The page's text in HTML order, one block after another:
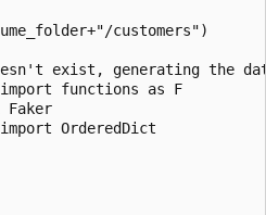
customers")
exist, generating the
functions as F
Faker
OrderedDict